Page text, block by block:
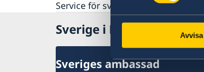
Avvisa
Service för svenska företag
Sverige i Komorerna
Sveriges ambassad